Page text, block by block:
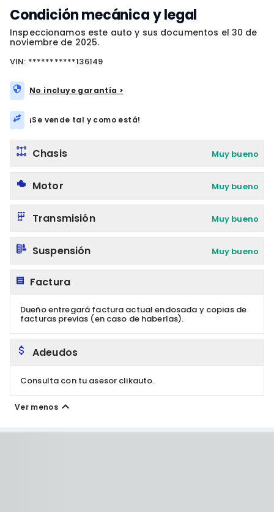
Condición mecánica y legal
Inspeccionamos este auto y sus documentos el 30 de
noviembre de 2025.
VIN: ***********136149
No incluye garantía >
¡Se vende tal y como está!
Chasis Muy bueno
Motor Muy bueno
Transmisión Muy bueno
Suspensión Muy bueno
Factura
Dueño entregará factura actual endosada y copias de
facturas previas (en caso de haberlas).
Adeudos
Consulta con tu asesor clikauto.
Ver menos